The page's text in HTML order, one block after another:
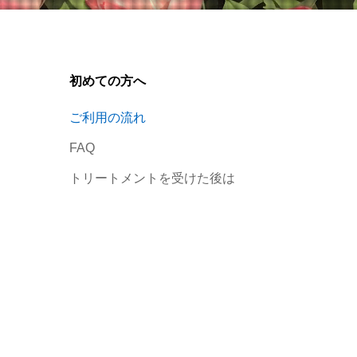
初めての方へ
ご利用の流れ
FAQ
トリートメントを受けた後は